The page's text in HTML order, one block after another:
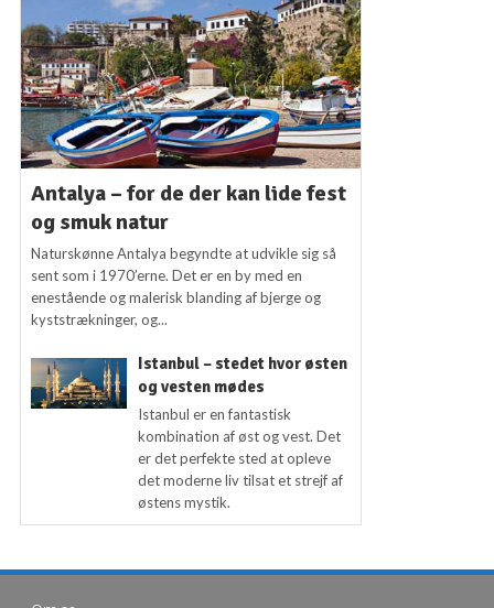
Antalya – for de der kan lide fest
og smuk natur
Naturskønne Antalya begyndte at udvikle sig så
sent som i 1970’erne. Det er en by med en
enestående og malerisk blanding af bjerge og
kyststrækninger, og...
Istanbul – stedet hvor østen
og vesten mødes
Istanbul er en fantastisk
kombination af øst og vest. Det
er det perfekte sted at opleve
det moderne liv tilsat et strejf af
østens mystik.